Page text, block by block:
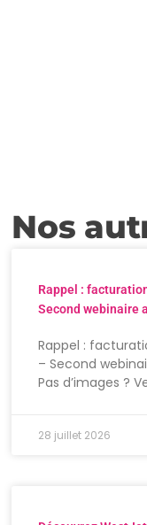
Nos
Rappel :
Second webinaire
Rappel :
– Second
Pas d’images ?
28 juillet 2026